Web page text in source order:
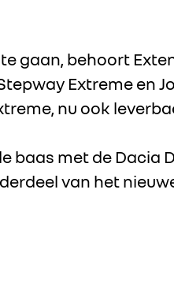
gaan, behoort
Extreme en
nu ook
baas met de Dacia
van het